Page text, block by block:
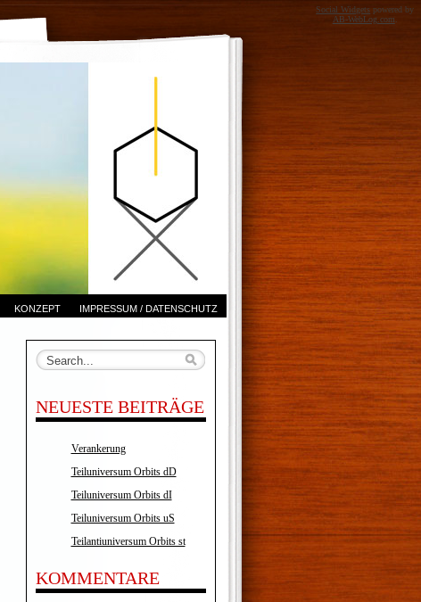
KONZEPT IMPRESSUM / DATENSCHUTZ
NEUESTE BEITRÄGE
Verankerung
Teiluniversum Orbits dD
Teiluniversum Orbits dI
Teiluniversum Orbits uS
Teilantiuniversum Orbits st
KOMMENTARE
Social Widgets powered by
AB-WebLog.com